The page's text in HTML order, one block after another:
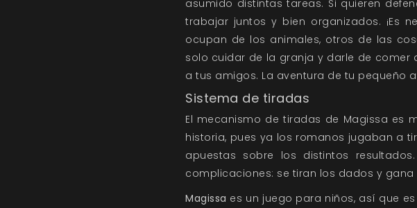
asumido distintas tareas. Si quieren
trabajar juntos y bien organizados. ¡Es
ocupan de los animales, otros de las
solo cuidar de la granja y darle de comer
a tus amigos. La aventura de tu pequeño
Sistema de tiradas
El mecanismo de tiradas de Magissa es
historia, pues ya los romanos jugaban a
apuestas sobre los distintos
complicaciones: se tiran los dados y
Magissa es un juego para niños, así que